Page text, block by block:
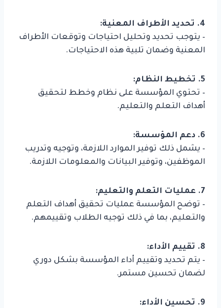
4. تحديد الأطراف المعنية:
– يتوجب تحديد وتحليل احتياجات وتوقعات الأطراف
المعنية وضمان تلبية هذه الاحتياجات.
5. تخطيط النظام:
– تحتوي المؤسسة على نظام وخطط لتحقيق
أهداف التعلم والتعليم.
6. دعم المؤسسة:
– يشمل ذلك توفير الموارد اللازمة، وتوجيه وتدريب
الموظفين، وتوفير البيانات والمعلومات اللازمة.
7. عمليات التعلم والتعليم:
– توضح المؤسسة عمليات تحقيق أهداف التعلم
والتعليم، بما في ذلك توجيه الطلاب وتقييمهم.
8. تقييم الأداء:
– يتم تحديد وتقييم أداء المؤسسة بشكل دوري
لضمان تحسين مستمر.
9. تحسين الأداء: